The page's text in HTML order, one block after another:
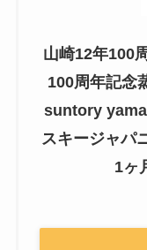
山崎12年100
100周年記念
suntory
スキージャパ
1ヶ